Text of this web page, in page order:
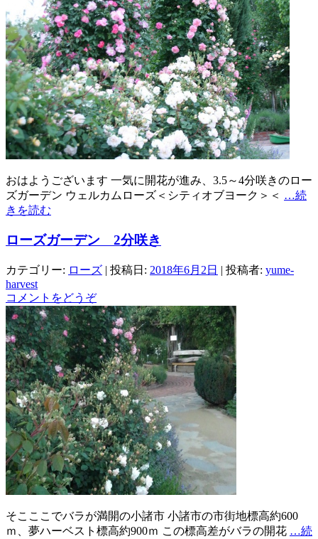
おはようございます 一気に開花が進み、3.5～4分咲きのロー
ズガーデン ウェルカムローズ＜シティオブヨーク＞＜ …続
きを読む
ローズガーデン 2分咲き
カテゴリー: ローズ | 投稿日: 2018年6月2日 | 投稿者: yume-
harvest
コメントをどうぞ
そこここでバラが満開の小諸市 小諸市の市街地標高約600
ｍ、夢ハーベスト標高約900ｍ この標高差がバラの開花 …続